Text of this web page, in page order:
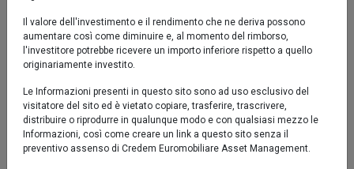
Sicav
Performance al 05/08/2026
Sicav
Il valore dell'investimento e il rendimento che ne deriva possono
aumentare così come diminuire e, al momento del rimborso,
l'investitore potrebbe ricevere un importo inferiore rispetto a quello
originariamente investito.
Le Informazioni presenti in questo sito sono ad uso esclusivo del
visitatore del sito ed è vietato copiare, trasferire, trascrivere,
distribuire o riprodurre in qualunque modo e con qualsiasi mezzo le
Informazioni, così come creare un link a questo sito senza il
preventivo assenso di Credem Euromobiliare Asset Management.